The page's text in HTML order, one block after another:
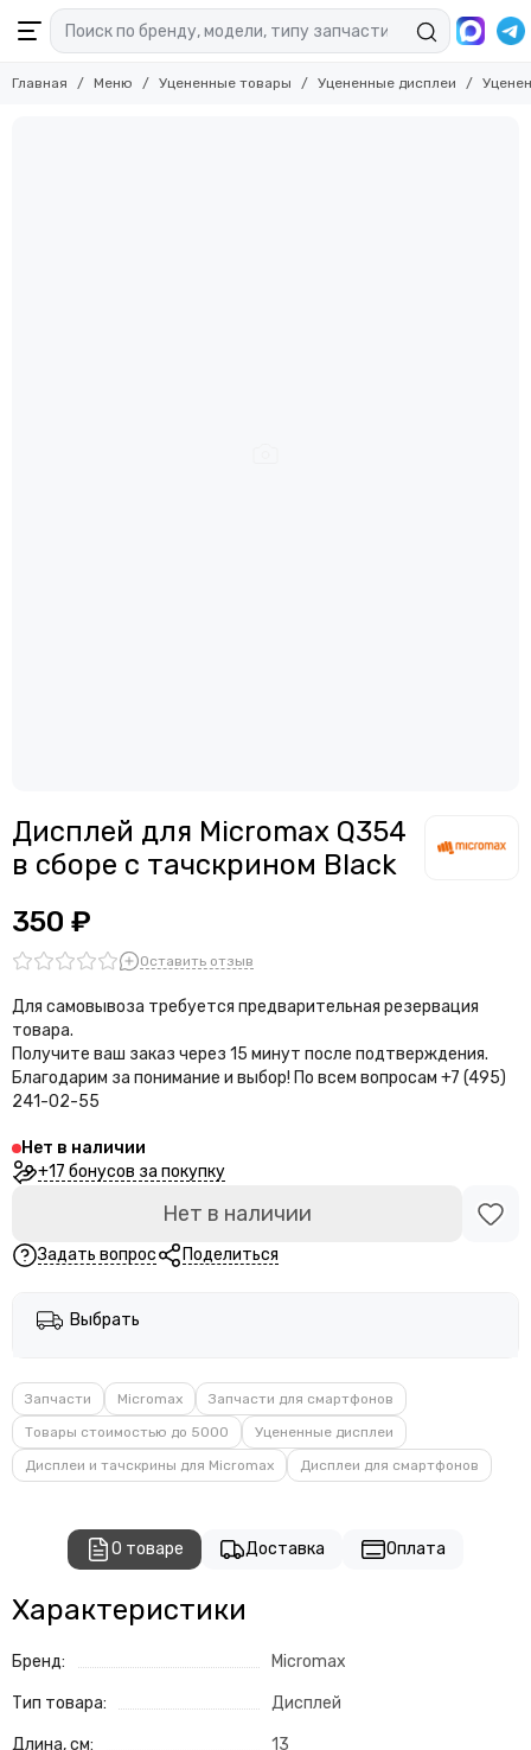
Главная Меню Уцененные товары Уцененные дисплеи
Дисплей для Micromax Q354
в сборе с тачскрином Black
350 ₽
Оставить отзыв
Для самовывоза требуется предварительная резервация
товара.
Получите ваш заказ через 15 минут после подтверждения.
Благодарим за понимание и выбор! По всем вопросам +7 (495)
241-02-55
Нет в наличии
+17 бонусов за покупку
Нет в наличии
Задать вопрос Поделиться
Выбрать
Запчасти Micromax
Запчасти для смартфонов
Товары стоимостью до 5000
Уцененные дисплеи
Дисплеи и тачскрины для Micromax
Дисплеи для смартфонов
О товаре Доставка Оплата
Характеристики
Бренд: Micromax
Тип товара: Дисплей
Длина, см: 13